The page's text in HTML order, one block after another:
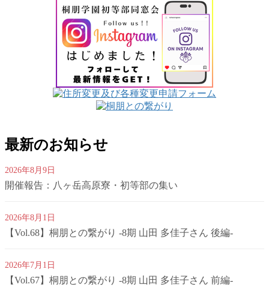
最新のお知らせ
2026年8月9日
開催報告：八ヶ岳高原寮・初等部の集い
2026年8月1日
【Vol.68】桐朋との繋がり -8期 山田 多佳子さん 後編-
2026年7月1日
【Vol.67】桐朋との繋がり -8期 山田 多佳子さん 前編-